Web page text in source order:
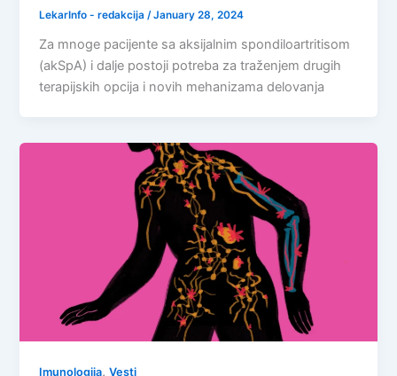
LekarInfo - redakcija/January 28, 2024
Za mnoge pacijente sa aksijalnim spondiloartritisom
(akSpA) i dalje postoji potreba za traženjem drugih
terapijskih opcija i novih mehanizama delovanja
Imunologija,Vesti